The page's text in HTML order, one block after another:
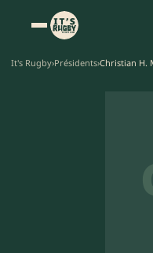
It's Rugby›Présidents›Christian H.